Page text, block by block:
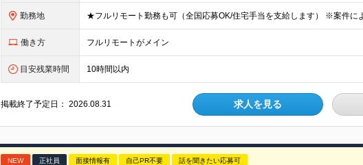
勤務地
働き方 フルリモートがメイン
目安残業時間 10時間以内
掲載終了予定日：2026.08.31 求人を見る
NEW 正社員 面接情報有 自己PR不要 話を聞きたい応募可